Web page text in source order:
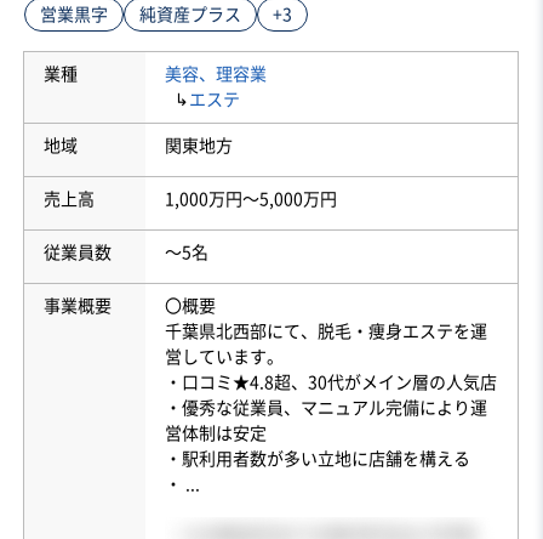
営業黒字 純資産プラス +3
業種
美容、理容業
↳ エステ
地域 関東地方
売上高 1,000万円〜5,000万円
従業員数 〜5名
事業概要
〇概要
千葉県北西部にて、脱毛・痩身エステを運
営しています。
・口コミ★4.8超、30代がメイン層の人気店
・優秀な従業員、マニュアル完備により運
営体制は安定
・駅利用者数が多い立地に店舗を構える
・